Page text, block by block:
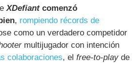
XDefiantcomenzó
, rompiendo récords de
como un verdadero competidor
multijugador con intención
colaboraciones, elfree-to-play de